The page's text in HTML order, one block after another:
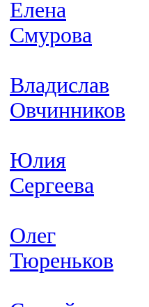
Елена
Смурова
Владислав
Овчинников
Юлия
Сергеева
Олег
Тюреньков